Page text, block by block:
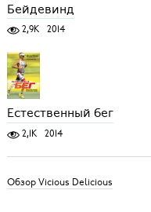
Бейдевинд
2,9K 2014
Естественный бег
2,1K 2014
Обзор Vicious Delicious